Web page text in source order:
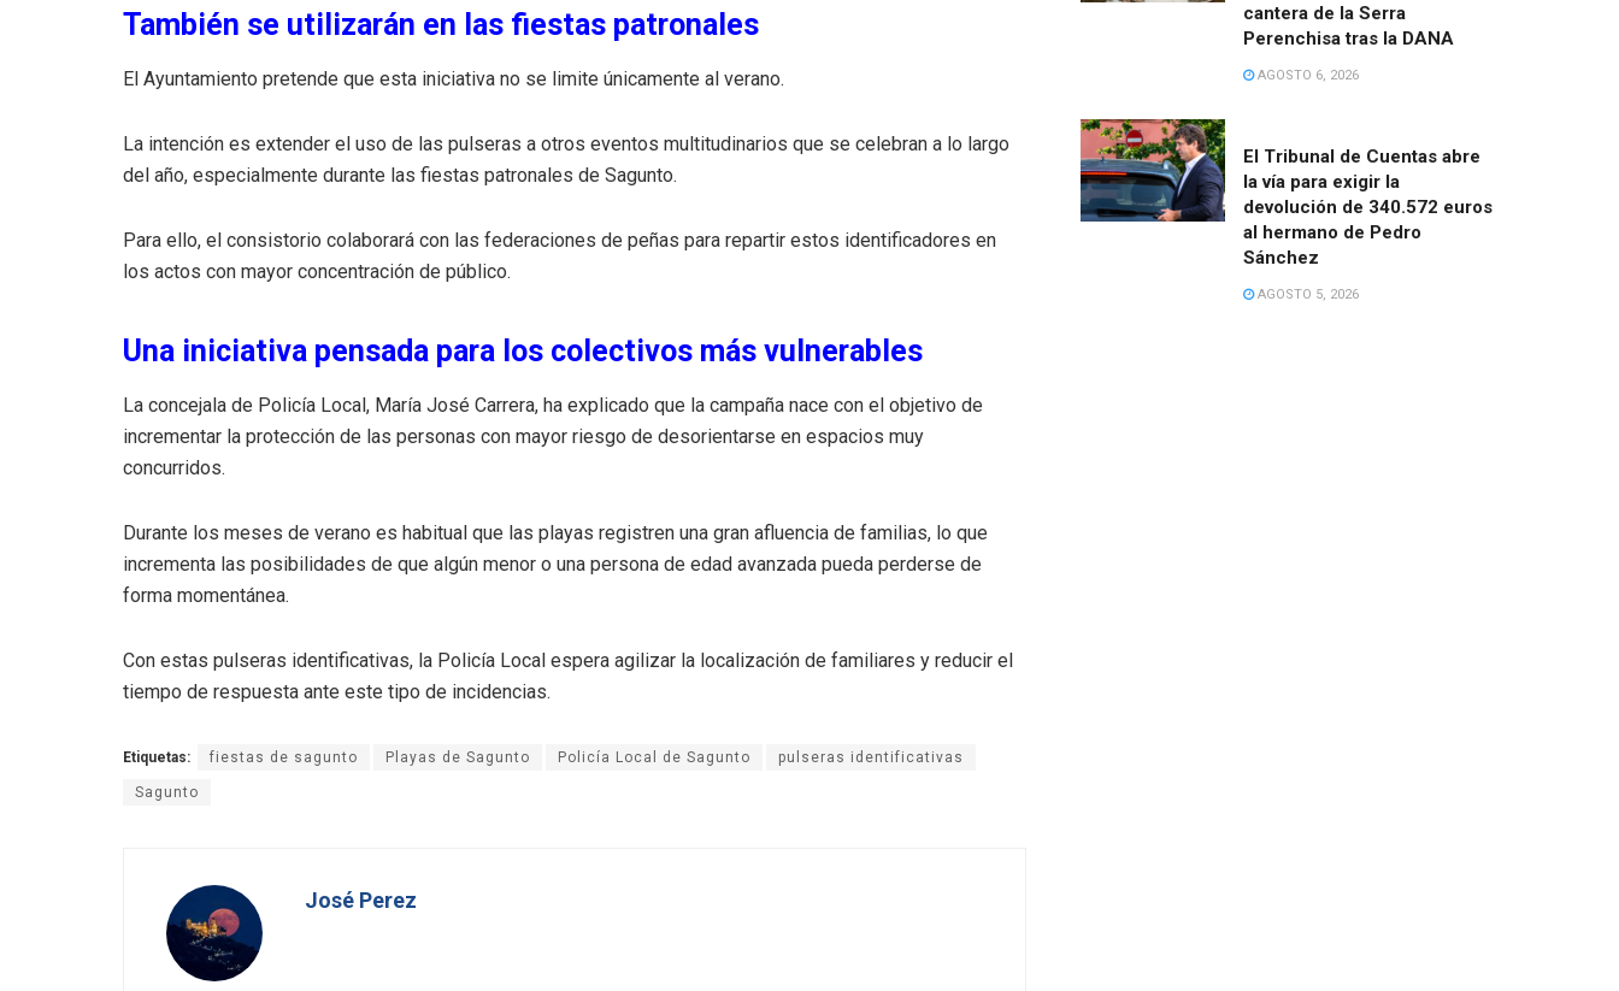
También se utilizarán en las fiestas patronales
El Ayuntamiento pretende que esta iniciativa no se limite únicamente al verano.
La intención es extender el uso de las pulseras a otros eventos multitudinarios que se celebran a lo largo
del año, especialmente durante las fiestas patronales de Sagunto.
Para ello, el consistorio colaborará con las federaciones de peñas para repartir estos identificadores en
los actos con mayor concentración de público.
Una iniciativa pensada para los colectivos más vulnerables
La concejala de Policía Local, María José Carrera, ha explicado que la campaña nace con el objetivo de
incrementar la protección de las personas con mayor riesgo de desorientarse en espacios muy
concurridos.
Durante los meses de verano es habitual que las playas registren una gran afluencia de familias, lo que
incrementa las posibilidades de que algún menor o una persona de edad avanzada pueda perderse de
forma momentánea.
Con estas pulseras identificativas, la Policía Local espera agilizar la localización de familiares y reducir el
tiempo de respuesta ante este tipo de incidencias.
Etiquetas: fiestas de sagunto Playas de Sagunto Policía Local de Sagunto pulseras identificativas
Sagunto
José Perez
cantera de la Serra
Perenchisa tras la DANA
AGOSTO 6, 2026
El Tribunal de Cuentas abre
la vía para exigir la
devolución de 340.572 euros
al hermano de Pedro
Sánchez
AGOSTO 5, 2026